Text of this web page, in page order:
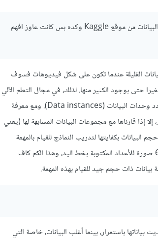
انا كانت بنزال بيانات لمرض القلب عشان استخدمها في تحليل البيانات من موقع Kaggle وكده بس كانت عاوز افهم
القليلة عندما تكون على شكل فيديوهات فسوف
حتى بوجود الكثير منها. لذلك، في مجال التعلم الآلي
والعميق، لا نقيس البيانات بالمساحة الذي تأخذها من الذاكرة، بل بعدد وحدات البيانات (Data instances). ومع معرفة
إذا قارناها مع مجموعات البيانات المشابهة لها (يعني
بكفايتها لتدريب النماذج للقيام بالمهمة
المطلوبة. فمثلا، مجموعة البيانات الشهيرة MNIST تحوي 60,000 صورة للأعداد المكتوبة بخط اليد، وهذا الكم كاف
بيانات ذات حجم جيد للقيام بهذه المهمة.
باستمرار، بينما أغلب البيانات، خاصة التي